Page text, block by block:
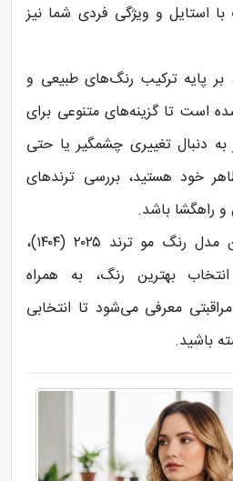
استایل و ویژگی فردی شما نیز
پایه ترکیب رنگ‌های طبیعی و
تا گزینه‌های متنوعی برای
به دنبال تغییری چشمگیر یا حتی
خود هستید، بررسی ترندهای
راهگشا باشد.
در این مقاله محبوب‌ترین مدل رنگ مو ترند ۲۰۲۵ (۱۴۰۴)،
بهترین رنگ، به همراه
معرفی می‌شود تا انتخابی
باشید.